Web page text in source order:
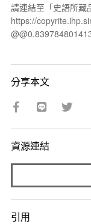
請連結至「史語所藏
https://
分享本文
資源連結
引用